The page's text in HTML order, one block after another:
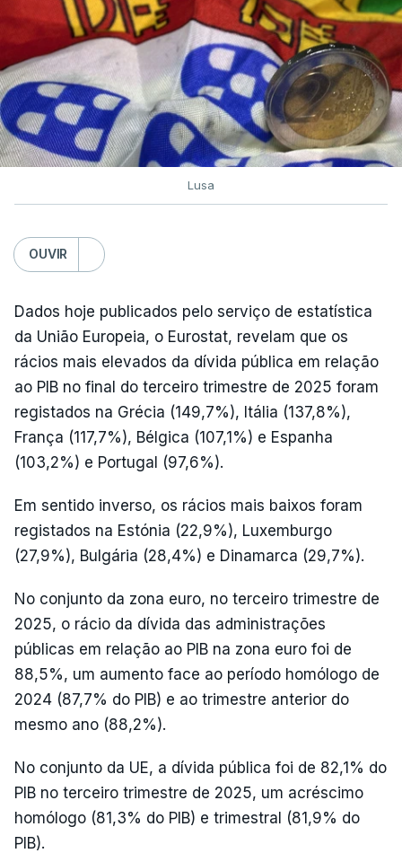
Lusa
OUVIR
Dados hoje publicados pelo serviço de estatística
da União Europeia, o Eurostat, revelam que os
rácios mais elevados da dívida pública em relação
ao PIB no final do terceiro trimestre de 2025 foram
registados na Grécia (149,7%), Itália (137,8%),
França (117,7%), Bélgica (107,1%) e Espanha
(103,2%) e Portugal (97,6%).
Em sentido inverso, os rácios mais baixos foram
registados na Estónia (22,9%), Luxemburgo
(27,9%), Bulgária (28,4%) e Dinamarca (29,7%).
No conjunto da zona euro, no terceiro trimestre de
2025, o rácio da dívida das administrações
públicas em relação ao PIB na zona euro foi de
88,5%, um aumento face ao período homólogo de
2024 (87,7% do PIB) e ao trimestre anterior do
mesmo ano (88,2%).
No conjunto da UE, a dívida pública foi de 82,1% do
PIB no terceiro trimestre de 2025, um acréscimo
homólogo (81,3% do PIB) e trimestral (81,9% do
PIB).